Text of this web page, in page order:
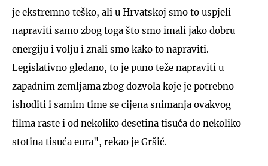
je ekstremno teško, ali u Hrvatskoj smo to uspjeli
napraviti samo zbog toga što smo imali jako dobru
energiju i volju i znali smo kako to napraviti.
Legislativno gledano, to je puno teže napraviti u
zapadnim zemljama zbog dozvola koje je potrebno
ishoditi i samim time se cijena snimanja ovakvog
filma raste i od nekoliko desetina tisuća do nekoliko
stotina tisuća eura", rekao je Gršić.